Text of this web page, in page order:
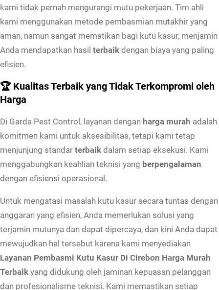
K
u
t
u
K
s
u
r
D
i
C
i
e
b
o
n
H
a
kami tidak pernah mengurangi mutu pekerjaan. Tim ahli
kami menggunakan metode pembasmian mutakhir yang
aman, namun sangat mematikan bagi kutu kasur, menjamin
Anda mendapatkan hasil terbaik dengan biaya yang paling
efisien.
🏆 Kualitas Terbaik yang Tidak Terkompromi oleh
Harga
Di Garda Pest Control, layanan dengan harga murah adalah
komitmen kami untuk aksesibilitas, tetapi kami tetap
menjunjung standar terbaik dalam setiap eksekusi. Kami
menggabungkan keahlian teknisi yang berpengalaman
dengan efisiensi operasional.
Untuk mengatasi masalah kutu kasur secara tuntas dengan
anggaran yang efisien, Anda memerlukan solusi yang
terjamin mutunya dan dapat dipercaya, dan kini Anda dapat
mewujudkan hal tersebut karena kami menyediakan
Layanan Pembasmi Kutu Kasur Di Cirebon Harga Murah
Terbaik yang didukung oleh jaminan kepuasan pelanggan
dan profesionalisme teknisi. Kami memastikan setiap